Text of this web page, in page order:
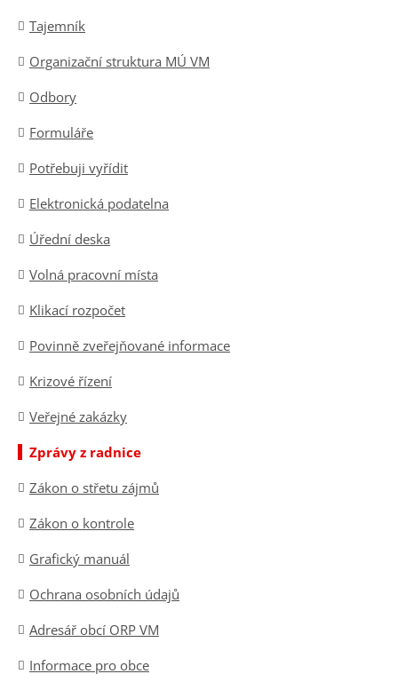
Tajemník
Organizační struktura MÚ VM
Odbory
Formuláře
Potřebuji vyřídit
Elektronická podatelna
Úřední deska
Volná pracovní místa
Klikací rozpočet
Povinně zveřejňované informace
Krizové řízení
Veřejné zakázky
Zprávy z radnice
Zákon o střetu zájmů
Zákon o kontrole
Grafický manuál
Ochrana osobních údajů
Adresář obcí ORP VM
Informace pro obce